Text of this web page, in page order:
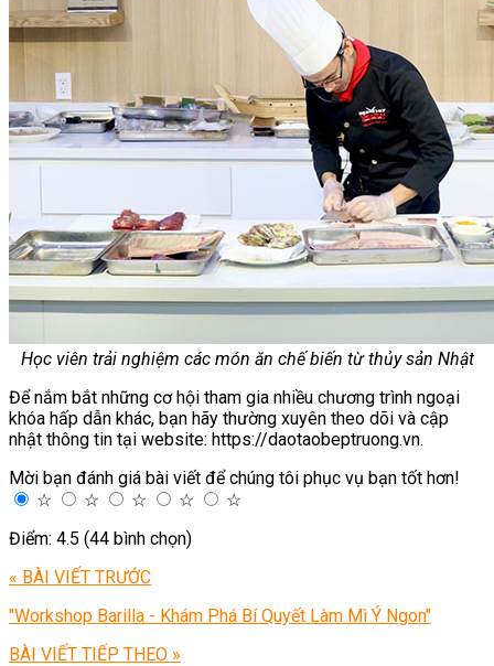
Học viên trải nghiệm các món ăn chế biến từ thủy sản Nhật
Để nắm bắt những cơ hội tham gia nhiều chương trình ngoại
khóa hấp dẫn khác, bạn hãy thường xuyên theo dõi và cập
nhật thông tin tại website: https://daotaobeptruong.vn.
Mời bạn đánh giá bài viết để chúng tôi phục vụ bạn tốt hơn!
☆
☆ ☆ ☆
☆
Điểm: 4.5 (44 bình chọn)
« BÀI VIẾT TRƯỚC
"Workshop Barilla - Khám Phá Bí Quyết Làm Mì Ý Ngon"
BÀI VIẾT TIẾP THEO »